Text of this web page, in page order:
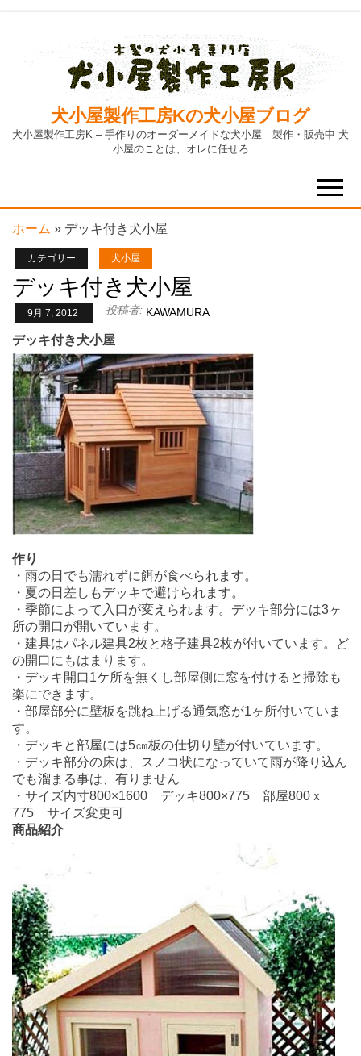
content
犬小屋製作工房Kの犬小屋ブログ
犬小屋製作工房K – 手作りのオーダーメイドな犬小屋 製作・販売中 犬
小屋のことは、オレに任せろ
ホーム » デッキ付き犬小屋
カテゴリー 犬小屋
デッキ付き犬小屋
9月 7, 2012 投稿者: KAWAMURA
デッキ付き犬小屋
作り
・雨の日でも濡れずに餌が食べられます。
・夏の日差しもデッキで避けられます。
・季節によって入口が変えられます。デッキ部分には3ヶ
所の開口が開いています。
・建具はパネル建具2枚と格子建具2枚が付いています。ど
の開口にもはまります。
・デッキ開口1ケ所を無くし部屋側に窓を付けると掃除も
楽にできます。
・部屋部分に壁板を跳ね上げる通気窓が1ヶ所付いていま
す。
・デッキと部屋には5㎝板の仕切り壁が付いています。
・デッキ部分の床は、スノコ状になっていて雨が降り込ん
でも溜まる事は、有りません
・サイズ内寸800×1600 デッキ800×775 部屋800ｘ
775 サイズ変更可
商品紹介